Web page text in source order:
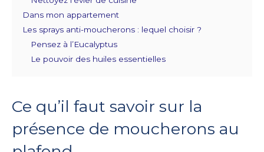
Dans mon appartement
Les sprays anti-moucherons : lequel choisir ?
Pensez à l’Eucalyptus
Le pouvoir des huiles essentielles
Ce qu’il faut savoir sur la
présence de moucherons au